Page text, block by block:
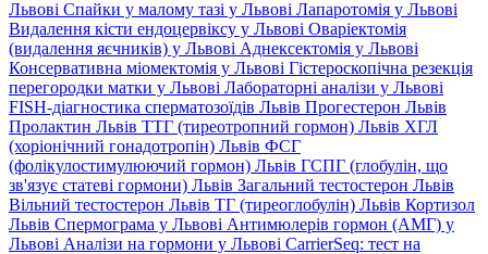
Львові Спайки у малому тазі у Львові Лапаротомія у Львові
Видалення кісти ендоцервіксу у Львові Оваріектомія
(видалення яєчників) у Львові Аднексектомія у Львові
Консервативна міомектомія у Львові Гістероскопічна резекція
перегородки матки у Львові Лабораторні аналізи у Львові
FISH-діагностика сперматозоїдів Львів Прогестерон Львів
Пролактин Львів ТТГ (тиреотропний гормон) Львів ХГЛ
(хоріонічний гонадотропін) Львів ФСГ
(фолікулостимулюючий гормон) Львів ГСПГ (глобулін, що
зв'язує статеві гормони) Львів Загальний тестостерон Львів
Вільний тестостерон Львів ТГ (тиреоглобулін) Львів Кортизол
Львів Спермограма у Львові Антимюлерів гормон (АМГ) у
Львові Аналізи на гормони у Львові CarrierSeq: тест на